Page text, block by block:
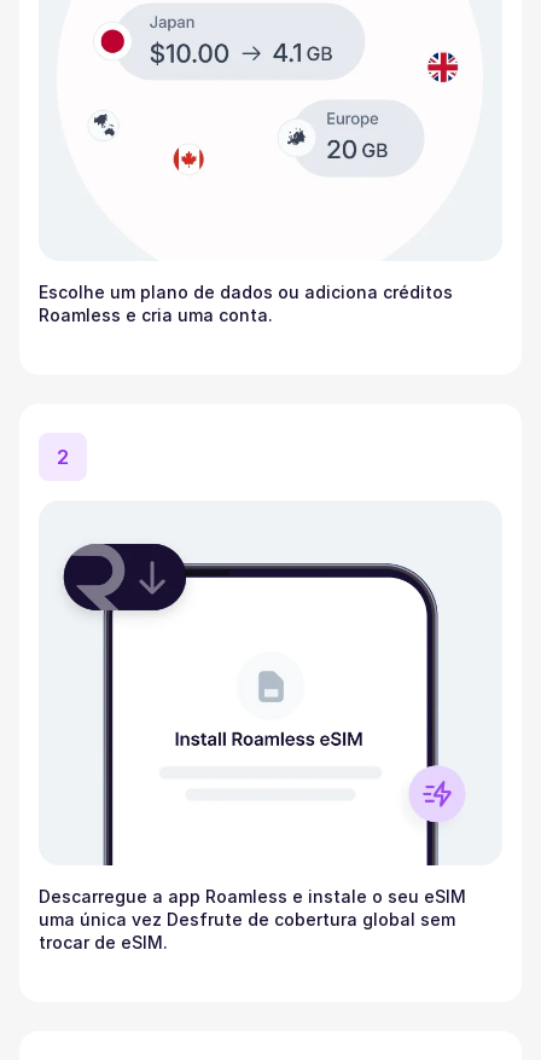
Escolhe um plano de dados ou adiciona créditos
Roamless e cria uma conta.
2
Descarregue a app Roamless e instale o seu eSIM
uma única vez Desfrute de cobertura global sem
trocar de eSIM.